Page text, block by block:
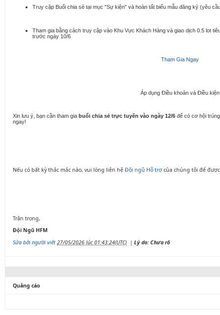
Truy cập Buổi chia sẻ tại mục "Sự kiện" và hoàn tất biểu mẫu đăng ký (yêu
Tham gia bằng cách truy cập vào Khu Vực Khách Hàng và giao dịch 0.5 lot
trước ngày 10/6
Tham Gia Ngay
Áp dụng Điều khoản và Điều kiện
Xin lưu ý, bạn cần tham gia buổi chia sẻ trực tuyến vào ngày 12/6 để có cơ hội
ngay!
Nếu có bất kỳ thắc mắc nào, vui lòng liên hệ Đội ngũ Hỗ trợ của chúng tôi để
Trân trọng,
Đội Ngũ HFM
Sửa bởi người viết 27/05/2026 lúc 01:43:24(UTC) | Lý do: Chưa rõ
Quảng cáo